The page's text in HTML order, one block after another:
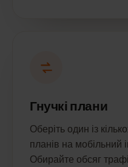
Гнучкі плани
Оберіть один із
планів на мобільний
Обирайте обсяг